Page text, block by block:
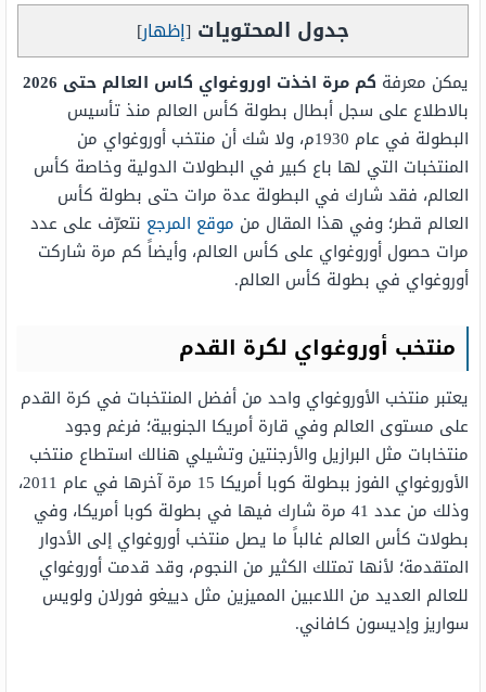
جدول المحتويات [إظهار]
يمكن معرفة كم مرة اخذت اوروغواي كاس العالم حتى 2026
بالاطلاع على سجل أبطال بطولة كأس العالم منذ تأسيس
البطولة في عام 1930م، ولا شك أن منتخب أوروغواي من
المنتخبات التي لها باع كبير في البطولات الدولية وخاصة كأس
العالم، فقد شارك في البطولة عدة مرات حتى بطولة كأس
العالم قطر؛ وفي هذا المقال من موقع المرجع نتعرّف على عدد
مرات حصول أوروغواي على كأس العالم، وأيضاً كم مرة شاركت
أوروغواي في بطولة كأس العالم.
منتخب أوروغواي لكرة القدم
يعتبر منتخب الأوروغواي واحد من أفضل المنتخبات في كرة القدم
على مستوى العالم وفي قارة أمريكا الجنوبية؛ فرغم وجود
منتخابات مثل البرازيل والأرجنتين وتشيلي هنالك استطاع منتخب
الأوروغواي الفوز ببطولة كوبا أمريكا 15 مرة آخرها في عام 2011،
وذلك من عدد 41 مرة شارك فيها في بطولة كوبا أمريكا، وفي
بطولات كأس العالم غالباً ما يصل منتخب أوروغواي إلى الأدوار
المتقدمة؛ لأنها تمتلك الكثير من النجوم، وقد قدمت أوروغواي
للعالم العديد من اللاعبين المميزين مثل دييغو فورلان ولويس
سواريز وإديسون كافاني.